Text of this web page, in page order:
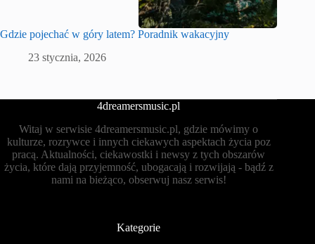
Gdzie pojechać w góry latem? Poradnik wakacyjny
23 stycznia, 2026
4dreamersmusic.pl
Witaj w serwisie 4dreamersmusic.pl, gdzie mówimy o
kulturze, rozrywce i innych ciekawych aspektach życia poz
pracą. Aktualności, ciekawostki i newsy z tych obszarów
życia, które dają przyjemność, ubogacają i rozwijają - bądź z
nami na bieżąco, obserwuj nasz serwis!
Kategorie